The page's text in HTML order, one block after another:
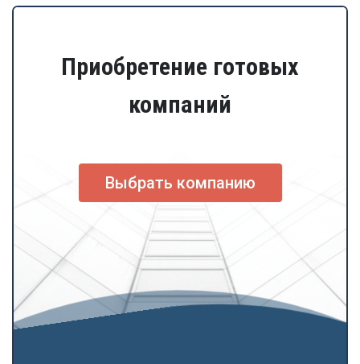
Приобретение готовых
компаний
Выбрать компанию